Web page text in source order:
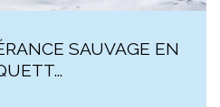
SAUVAGE EN